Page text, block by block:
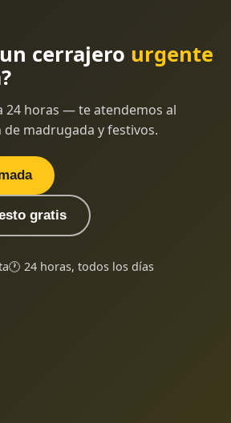
cerrajero urgente
horas — te atendemos al
madrugada y festivos.
gratis
🕐 24 horas, todos los días